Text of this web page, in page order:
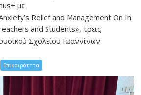
με
Relief and Management On In
and Students», τρεις
Σχολείου Ιωαννίνων
Επικαιρότητα